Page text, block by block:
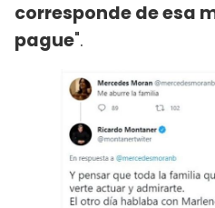
corresponde de esa
pague".